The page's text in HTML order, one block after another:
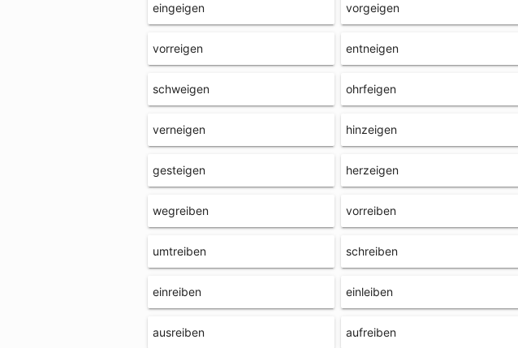
eingeigen vorgeigen
vorreigen entneigen
schweigen ohrfeigen
verneigen hinzeigen
gesteigen herzeigen
wegreiben vorreiben
umtreiben schreiben
einreiben einleiben
ausreiben aufreiben